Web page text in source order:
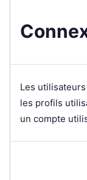
Les
les profils
un compte